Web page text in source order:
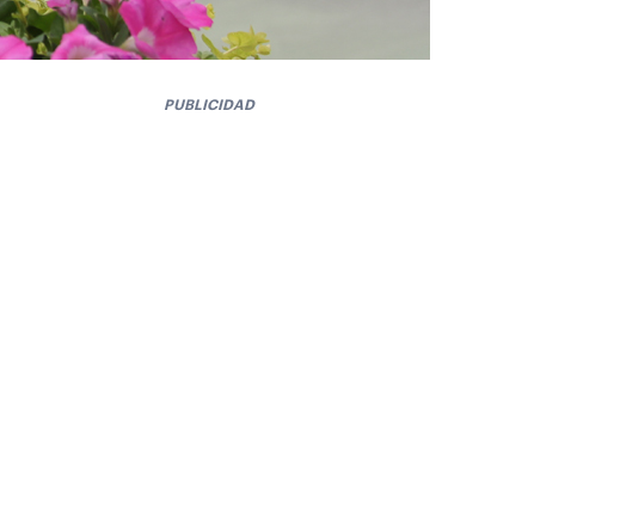
PUBLICIDAD